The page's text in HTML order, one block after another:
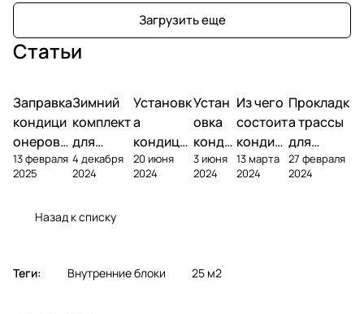
Загрузить еще
Статьи
Заправка
кондици
онеров
фреоном
13 февраля
2025
Зимний
комплект
для
кондици
онера
4 декабря
2024
Установк
а
кондици
онера на
фасаде
20 июня
2024
Устан
овка
конди
ционе
ра
3 июня
2024
Из чего
состоит
кондиц
ионер?
13 марта
2024
Прокладк
а трассы
для
кондицио
нера
27 февраля
2024
Назад к списку
Теги: Внутренние блоки 25 м2